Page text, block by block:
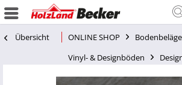
Übersicht ONLINE SHOP
Bodenbeläge
Vinyl- & Designböden